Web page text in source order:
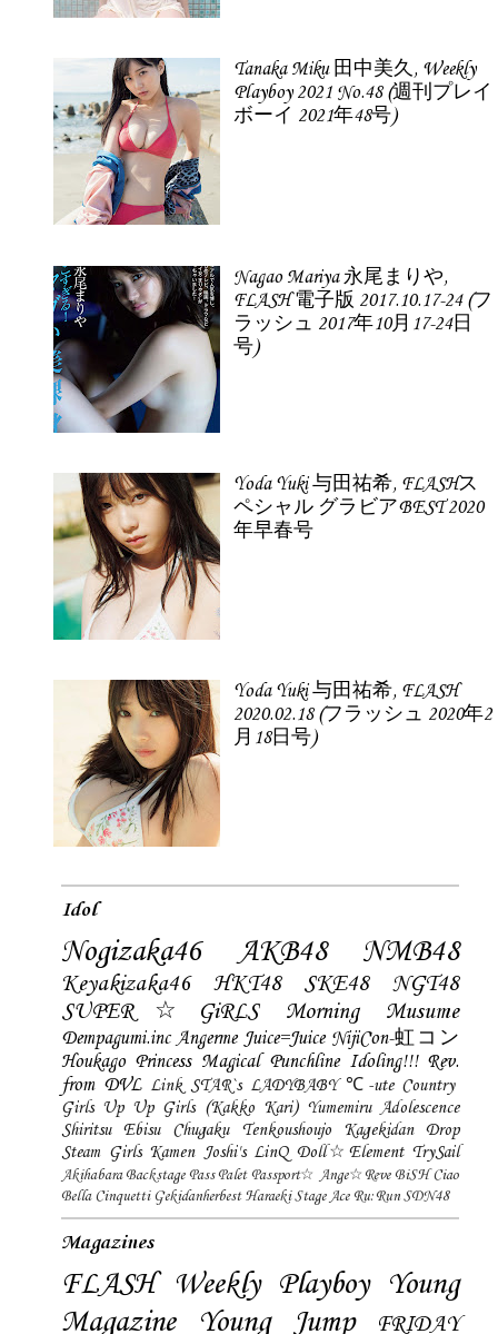
Tanaka Miku 田中美久, Weekly
Playboy 2021 No.48 (週刊プレイ
ボーイ 2021年48号)
Nagao Mariya 永尾まりや,
FLASH 電子版 2017.10.17-24 (フ
ラッシュ 2017年10月17-24日
号)
Yoda Yuki 与田祐希, FLASHス
ペシャル グラビアBEST 2020
年早春号
Yoda Yuki 与田祐希, FLASH
2020.02.18 (フラッシュ 2020年2
月18日号)
Idol
Nogizaka46 AKB48 NMB48
Keyakizaka46 HKT48 SKE48
NGT48
SUPER☆GiRLS
Morning Musume
Dempagumi.inc Angerme Juice=Juice NijiCon-虹コン
Houkago Princess Magical Punchline Idoling!!! Rev.
from DVL Link STAR`s LADYBABY ℃-ute Country
Girls Up Up Girls (Kakko Kari) Yumemiru Adolescence
Shiritsu Ebisu Chugaku
Tenkoushoujo Kagekidan
Drop
Steam Girls Kamen Joshi's LinQ Doll☆Element TrySail
Akihabara Backstage Pass Palet Passport☆ Ange☆Reve BiSH Ciao
Bella Cinquetti Gekidanherbest Haraeki Stage Ace Ru:Run SDN48
Magazines
FLASH Weekly Playboy Young
Magazine
Young Jump FRIDAY